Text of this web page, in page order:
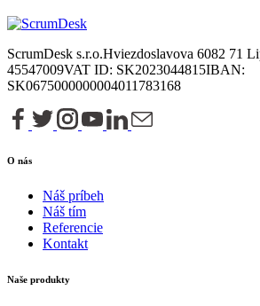
ScrumDesk s.r.o.Hviezdoslavova 6082 71
45547009VAT ID: SK2023044815IBAN:
SK0675000000004011783168
O nás
Náš príbeh
Náš tím
Referencie
Kontakt
Naše produkty